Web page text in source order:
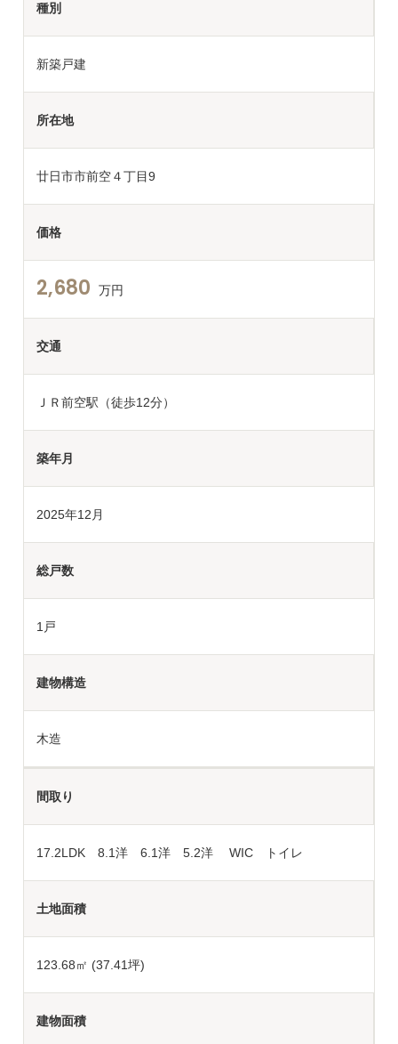
種別
新築戸建
所在地
廿日市市前空４丁目9
価格
2,680 万円
交通
ＪＲ前空駅（徒歩12分）
築年月
2025年12月
総戸数
1戸
建物構造
木造
間取り
17.2LDK 8.1洋 6.1洋 5.2洋 WIC トイレ
土地面積
123.68㎡ (37.41坪)
建物面積